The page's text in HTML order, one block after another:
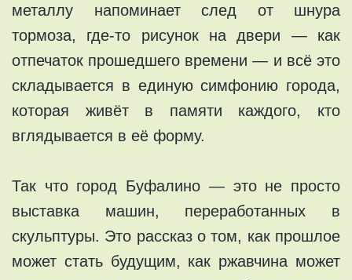
металлу напоминает след от шнура
тормоза, где-то рисунок на двери — как
отпечаток прошедшего времени — и всё это
складывается в единую симфонию города,
которая живёт в памяти каждого, кто
вглядывается в её форму.
Так что город Буфалино — это не просто
выставка машин, переработанных в
скульптуры. Это рассказ о том, как прошлое
может стать будущим, как ржавчина может